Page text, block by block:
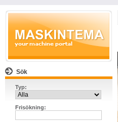
Sök
Typ:
Frisökning: